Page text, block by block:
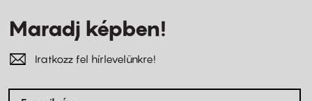
Maradj képben!
Iratkozz fel hírlevelünkre!